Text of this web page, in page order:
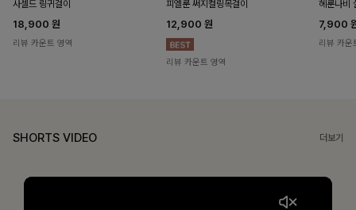
사셀드 링귀걸이
18,900 원
리뷰 카운트 영역
피엘룬 써지컬링목걸이
12,900 원
리뷰 카운트 영역
헤룬나비
7,900
리뷰 카운
SHORTS VIDEO 더보기